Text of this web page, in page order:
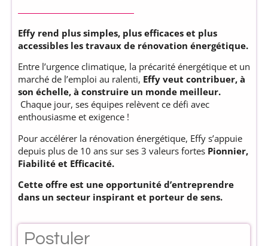
Effy rend plus simples, plus efficaces et plus
accessibles les travaux de rénovation énergétique.
Entre l’urgence climatique, la précarité énergétique et un
marché de l’emploi au ralenti, Effy veut contribuer, à
son échelle, à construire un monde meilleur.
Chaque jour, ses équipes relèvent ce défi avec
enthousiasme et exigence !
Pour accélérer la rénovation énergétique, Effy s’appuie
depuis plus de 10 ans sur ses 3 valeurs fortes Pionnier,
Fiabilité et Efficacité.
Cette offre est une opportunité d’entreprendre
dans un secteur inspirant et porteur de sens.
Postuler